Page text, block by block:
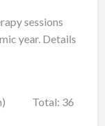
sessions
year. Details
Total: 36